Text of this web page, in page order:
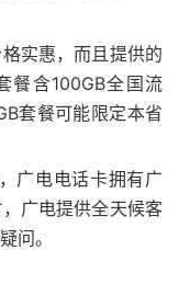
实惠，而且提供的
餐含100GB全国流
套餐可能限定本省
广电电话卡拥有广
广电提供全天候客
问。